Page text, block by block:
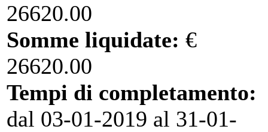
26620.00
Somme liquidate: €
26620.00
Tempi di completamento:
dal 03-01-2019 al 31-01-